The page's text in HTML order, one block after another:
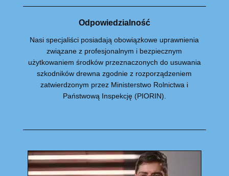
Odpowiedzialność
Nasi specjaliści posiadają obowiązkowe uprawnienia
związane z profesjonalnym i bezpiecznym
użytkowaniem środków przeznaczonych do usuwania
szkodników drewna zgodnie z rozporządzeniem
zatwierdzonym przez Ministerstwo Rolnictwa i
Państwową Inspekcję (PIORIN).